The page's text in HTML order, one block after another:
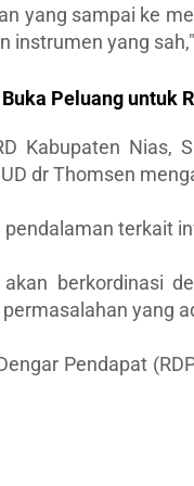
yang sampai ke
instrumen yang
Peluang untuk
Kabupaten Nias,
dr Thomsen
terkait
berkordinasi
yang
Pendapat